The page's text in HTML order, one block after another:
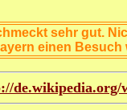
sehr gut.
einen Besuch
de.wikipedia.org/